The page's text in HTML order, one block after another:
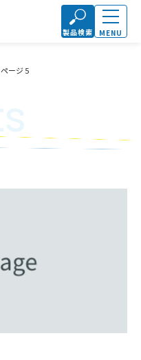
製品検索 MENU
ページ 5